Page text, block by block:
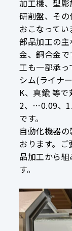
加工機、型
研削盤、そ
おこなってい
部品加工の
金、銅合金
工も一部承っ
シム(ライナ
K、真鍮 等
2、…0.09、
です。
自動化機器
おります。
品加工から
す。